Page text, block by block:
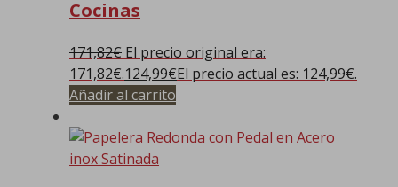
Cocinas
171,82€ El precio original era:
171,82€.124,99€El precio actual es: 124,99€.
Añadir al carrito